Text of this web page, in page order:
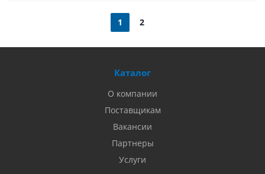
1 2
Каталог
О компании
Поставщикам
Вакансии
Партнеры
Услуги